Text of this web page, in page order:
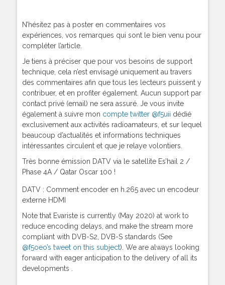
N’hésitez pas à poster en commentaires vos
expériences, vos remarques qui sont le bien venu pour
compléter l’article.
Je tiens à préciser que pour vos besoins de support
technique, cela n’est envisagé uniquement au travers
des commentaires afin que tous les lecteurs puissent y
contribuer, et en profiter également. Aucun support par
contact privé (email) ne sera assuré. Je vous invite
également à suivre mon compte twitter @f5uii dédié
exclusivement aux activités radioamateurs, et sur lequel
beaucoup d’actualités et informations techniques
intéressantes circulent et que je relaye volontiers.
Très bonne émission DATV via le satellite Es’hail 2 /
Phase 4A / Qatar Oscar 100 !
DATV : Comment encoder en h.265 avec un encodeur
externe HDMI
Note that Evariste is currently (May 2020) at work to
reduce encoding delays, and make the stream more
compliant with DVB-S2, DVB-S standards (See
@f5oeo’s tweet on this subject). We are always looking
forward with eager anticipation to the delivery of all its
developments .